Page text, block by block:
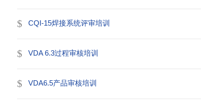
CQI-15焊接系统评审培训
VDA 6.3过程审核培训
VDA6.5产品审核培训